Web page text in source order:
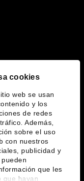
cookies
web se usan
y los
de redes
Además,
sobre el uso
con nuestros
publicidad y
que les
que hayan